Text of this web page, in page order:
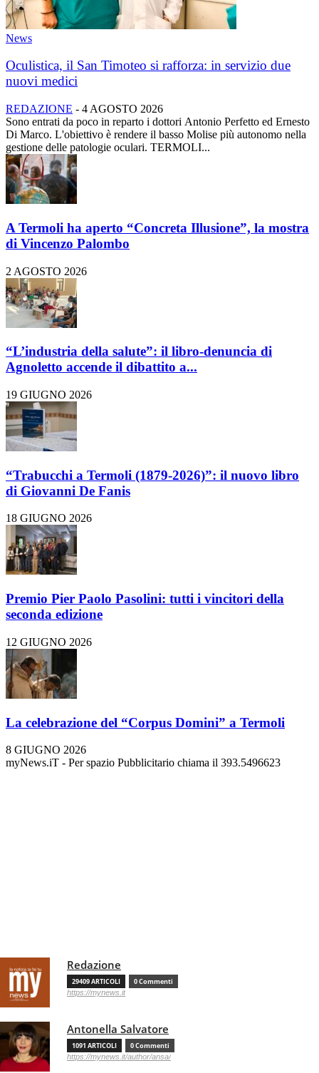
News
Oculistica, il San Timoteo si rafforza: in servizio due
nuovi medici
REDAZIONE - 4 AGOSTO 2026
Sono entrati da poco in reparto i dottori Antonio Perfetto ed Ernesto
Di Marco. L'obiettivo è rendere il basso Molise più autonomo nella
gestione delle patologie oculari. TERMOLI...
A Termoli ha aperto “Concreta Illusione”, la mostra
di Vincenzo Palombo
2 AGOSTO 2026
“L’industria della salute”: il libro-denuncia di
Agnoletto accende il dibattito a...
19 GIUGNO 2026
“Trabucchi a Termoli (1879-2026)”: il nuovo libro
di Giovanni De Fanis
18 GIUGNO 2026
Premio Pier Paolo Pasolini: tutti i vincitori della
seconda edizione
12 GIUGNO 2026
La celebrazione del “Corpus Domini” a Termoli
8 GIUGNO 2026
myNews.iT - Per spazio Pubblicitario chiama il 393.5496623
Redazione
29409 ARTICOLI 0 Commenti
https://mynews.it
Antonella Salvatore
1091 ARTICOLI 0 Commenti
https://mynews.it/author/ansa/